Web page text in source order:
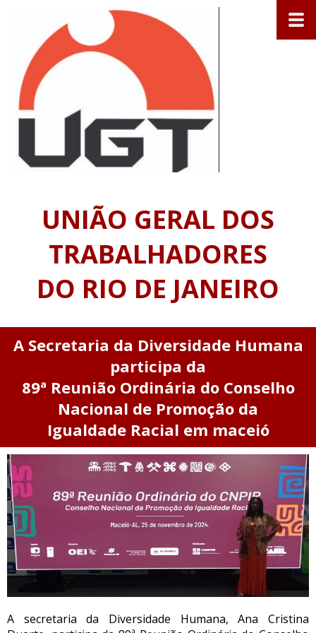
UNIÃO GERAL DOS
TRABALHADORES
DO RIO DE JANEIRO
A Secretaria da Diversidade Humana
participa da
89ª Reunião Ordinária do Conselho
Nacional de Promoção da
Igualdade Racial em maceió
A secretaria da Diversidade Humana, Ana Cristina